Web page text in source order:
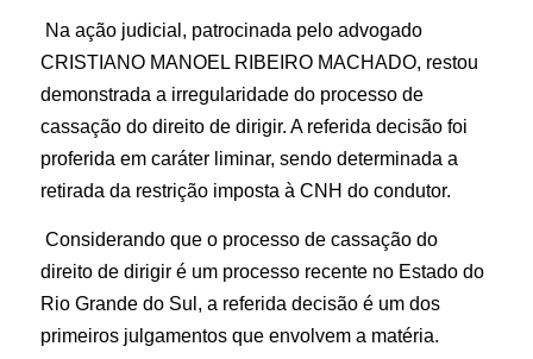
Na ação judicial, patrocinada pelo advogado
CRISTIANO MANOEL RIBEIRO MACHADO, restou
demonstrada a irregularidade do processo de
cassação do direito de dirigir. A referida decisão foi
proferida em caráter liminar, sendo determinada a
retirada da restrição imposta à CNH do condutor.
Considerando que o processo de cassação do
direito de dirigir é um processo recente no Estado do
Rio Grande do Sul, a referida decisão é um dos
primeiros julgamentos que envolvem a matéria.